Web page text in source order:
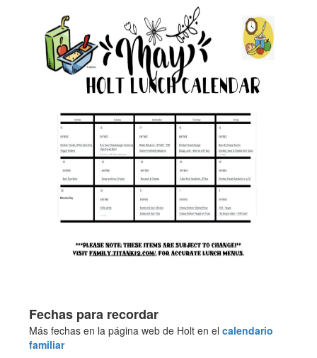
Fechas para recordar
Más fechas en la página web de Holt en el calendario
familiar